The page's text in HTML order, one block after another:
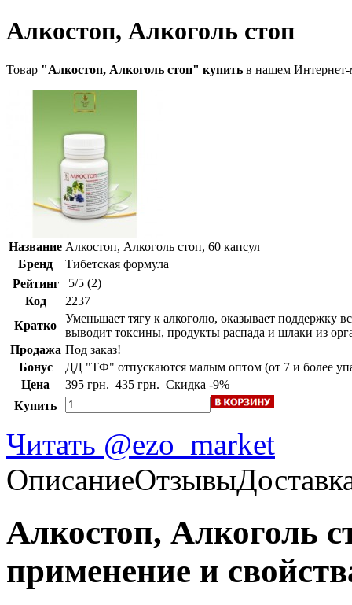
Алкостоп, Алкоголь стоп
Товар "Алкостоп, Алкоголь стоп" купить в нашем
Название Алкостоп, Алкоголь стоп, 60 капсул
Бренд
Тибетская формула
Рейтинг
5/5 (2)
Код
2237
Кратко
Уменьшает тягу к алкоголю, оказывает поддержку
выводит токсины, продукты распада и шлаки из
Продажа Под заказ!
Бонус
ДД "ТФ" отпускаются малым оптом (от 7 и более
Цена
395 грн. 435 грн. Скидка -9%
Купить
Читать @ezo_market
ОписаниеОтзывы
Алкостоп, Алкоголь
применение и